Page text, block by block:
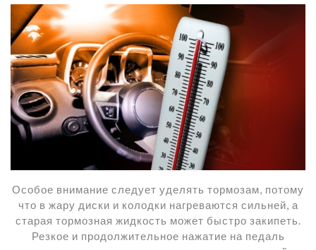
Особое внимание следует уделять тормозам, потому
что в жару диски и колодки нагреваются сильней, а
старая тормозная жидкость может быстро закипеть.
Резкое и продолжительное нажатие на педаль